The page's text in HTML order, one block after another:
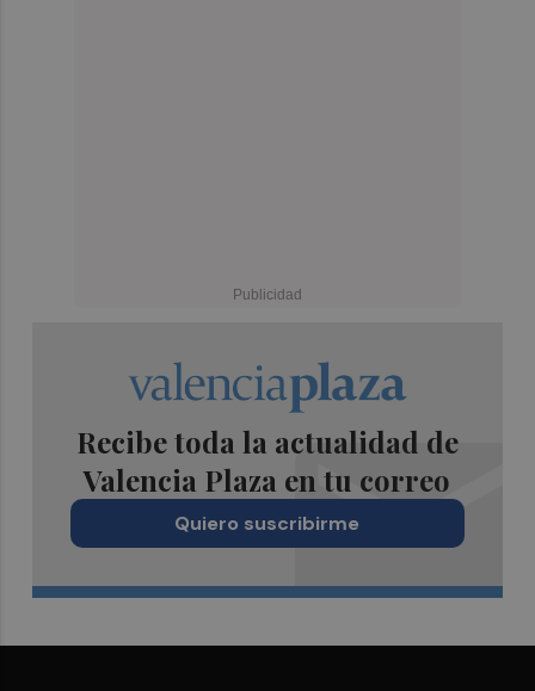
Recibe toda la actualidad de
Valencia Plaza en tu correo
Quiero suscribirme